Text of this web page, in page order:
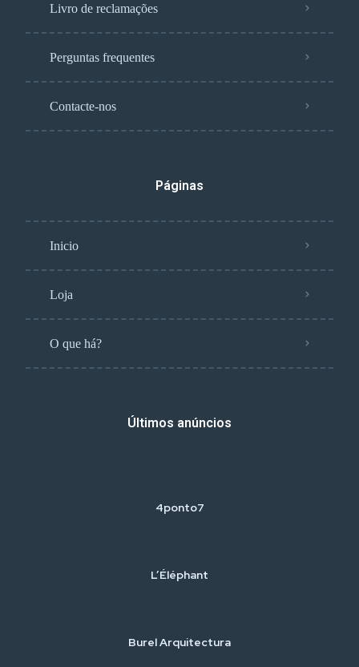
Livro de reclamações
Perguntas frequentes
Contacte-nos
Páginas
Inicio
Loja
O que há?
Últimos anúncios
4ponto7
L’Éléphant
Burel Arquitectura